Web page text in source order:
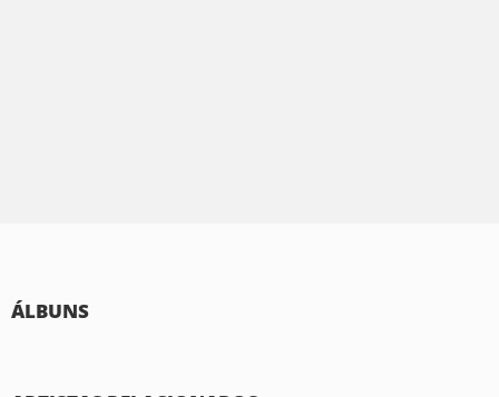
ÁLBUNS